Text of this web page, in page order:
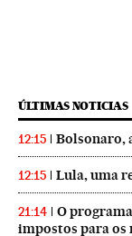
ÚLTIMAS NOTICIAS
12:15 Bolsonaro,
12:15 Lula, uma
21:14
O
impostos para os